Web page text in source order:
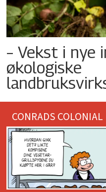
– Vekst i nye
økologiske
CONRADS COLONIAL